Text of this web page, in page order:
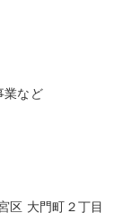
業など
区 大門町２丁目